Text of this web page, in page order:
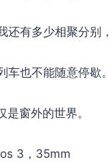
还有多少相聚分别，
车也不能随意停歇。
窗外的世界。
3，35mm